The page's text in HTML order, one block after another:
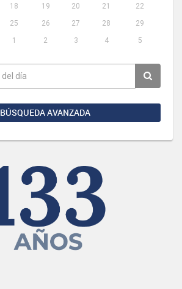
18 19 20 21
22
25 26 27 28
29
1 2 3 4 5
BÚSQUEDA AVANZADA